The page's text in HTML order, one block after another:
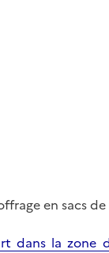
en sacs
dans la zone